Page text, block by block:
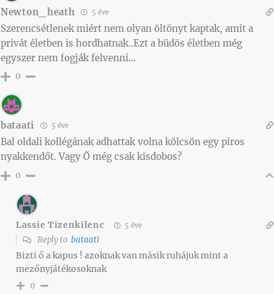
Newton_heath 5 éve
Szerencsétlenek miért nem olyan öltönyt kaptak, amit a
privát életben is hordhatnak..Ezt a büdös életben még
egyszer nem fogják felvenni…
0
bataati 5 éve
Bal oldali kollégának adhattak volna kölcsön egy piros
nyakkendőt. Vagy Ő még csak kisdobos?
0
Lassie Tizenkilenc 5 éve
Reply to bataati
Bizti ő a kapus ! azoknak van másik ruhájuk mint a
mezőnyjátékosoknak
0